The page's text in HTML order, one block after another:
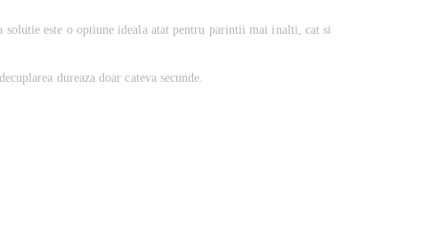
este o optiune ideala atat pentru parintii mai inalti, cat si
dureaza doar cateva secunde.